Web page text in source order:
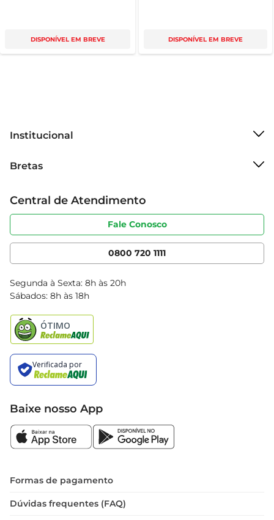
DISPONÍVEL EM BREVE DISPONÍVEL EM BREVE
Institucional
Grupo Cencosud
Sobre privacidade
Portal do fornecedor
Cencosud Media
Bretas
Produtos Bretas
Código de ética
Serviços
Clube Bretas
Blog Bretas
Black Friday
Central de Atendimento
Fale Conosco
0800 720 1111
Segunda à Sexta: 8h às 20h
Sábados: 8h às 18h
Baixe nosso App
Formas de pagamento
Dúvidas frequentes (FAQ)